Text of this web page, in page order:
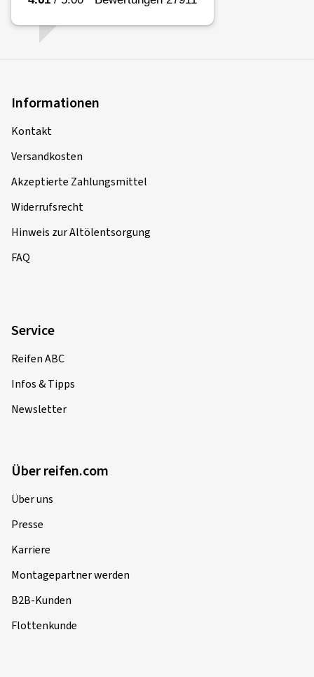
Informationen
Kontakt
Versandkosten
Akzeptierte Zahlungsmittel
Widerrufsrecht
Hinweis zur Altölentsorgung
FAQ
Service
Reifen ABC
Infos & Tipps
Newsletter
Über reifen.com
Über uns
Presse
Karriere
Montagepartner werden
B2B-Kunden
Flottenkunde